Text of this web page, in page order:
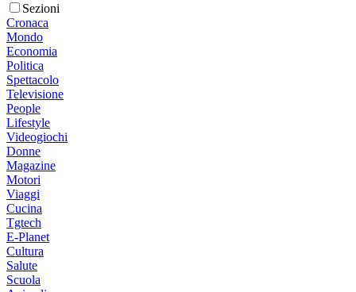
Sezioni
Cronaca
Mondo
Economia
Politica
Spettacolo
Televisione
People
Lifestyle
Videogiochi
Donne
Magazine
Motori
Viaggi
Cucina
Tgtech
E-Planet
Cultura
Salute
Scuola